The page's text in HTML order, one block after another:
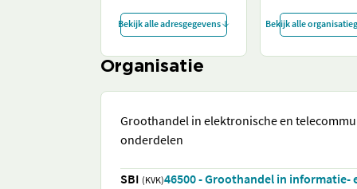
Bekijk alle adresgegevens Bekijk alle
Organisatie
Groothandel in elektronische en
onderdelen
SBI (KVK)46500 - Groothandel in